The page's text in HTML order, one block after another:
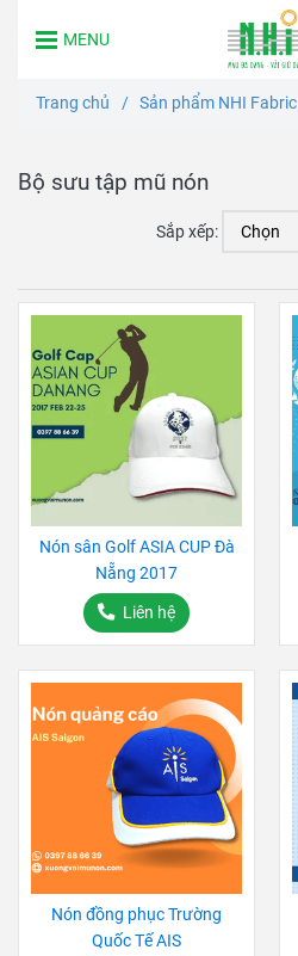
MENU
Trang chủ / Sản phẩm NHI Fabric
Bộ sưu tập mũ nón
Sắp xếp:
Nón sân Golf ASIA CUP Đà
Nẵng 2017
Liên hệ
Nón đồng phục Trường
Quốc Tế AIS